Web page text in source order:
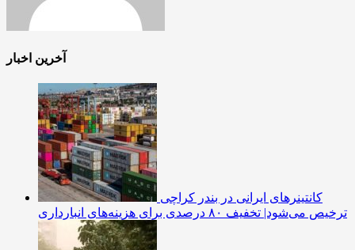
آخرین اخبار
کانتینرهای ایرانی در بندر کراچی
ترخیص می‌شود| تخفیف ۸۰ درصدی برای هزینه‌های انبارداری